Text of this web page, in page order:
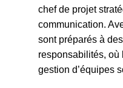
chef de projet
communication.
sont préparés à
responsabilités, où
gestion d’équipes